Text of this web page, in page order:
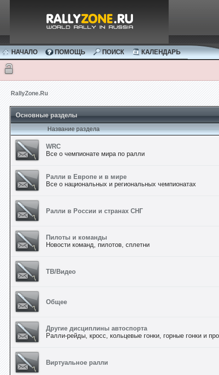
НАЧАЛО ПОМОЩЬ ПОИСК КАЛЕНДАРЬ
RallyZone.Ru
Основные разделы
Название раздела
WRC
Все о чемпионате мира по ралли
Ралли в Европе и в мире
Все о национальных и региональных чемпионатах
Ралли в России и странах СНГ
Пилоты и команды
Новости команд, пилотов, сплетни
ТВ/Видео
Общее
Другие дисциплины автоспорта
Ралли-рейды, кросс, кольцевые гонки, горные гонки и
Виртуальное ралли